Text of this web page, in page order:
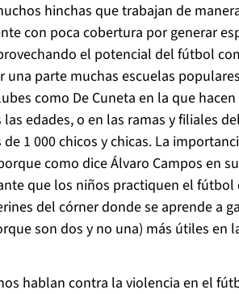
hinchas que trabajan de
con poca cobertura por generar
el potencial del fútbol
parte muchas escuelas
como De Cuneta en la que
edades, o en las ramas y filiales
1 000 chicos y chicas. La
como dice Álvaro Campos en
que los niños practiquen el fútbol
del córner donde se aprende a
son dos y no una) más útiles en
hablan contra la violencia en el